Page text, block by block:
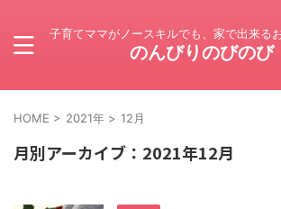
子育てママがノースキルでも、家で出来る
のんびりのびのび
HOME > 2021年 > 12月
月別アーカイブ：2021年12月